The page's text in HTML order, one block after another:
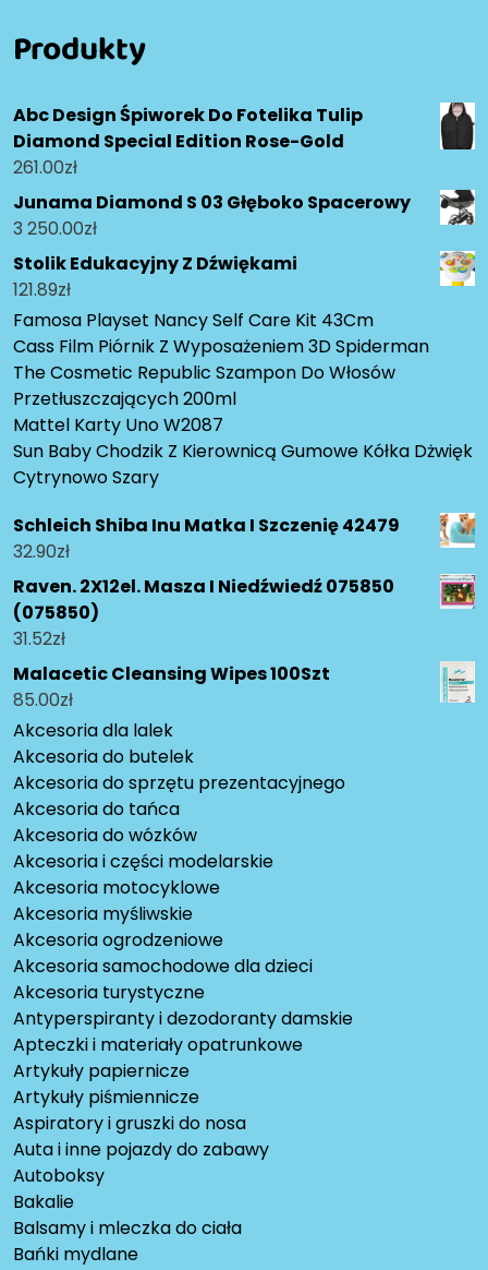
Produkty
Abc Design Śpiworek Do Fotelika Tulip
Diamond Special Edition Rose-Gold
261.00zł
Junama Diamond S 03 Głęboko Spacerowy
3 250.00zł
Stolik Edukacyjny Z Dźwiękami
121.89zł
Famosa Playset Nancy Self Care Kit 43Cm
Cass Film Piórnik Z Wyposażeniem 3D Spiderman
The Cosmetic Republic Szampon Do Włosów
Przetłuszczających 200ml
Mattel Karty Uno W2087
Sun Baby Chodzik Z Kierownicą Gumowe Kółka Dżwięk
Cytrynowo Szary
Schleich Shiba Inu Matka I Szczenię 42479
32.90zł
Raven. 2X12el. Masza I Niedźwiedź 075850
(075850)
31.52zł
Malacetic Cleansing Wipes 100Szt
85.00zł
Akcesoria dla lalek
Akcesoria do butelek
Akcesoria do sprzętu prezentacyjnego
Akcesoria do tańca
Akcesoria do wózków
Akcesoria i części modelarskie
Akcesoria motocyklowe
Akcesoria myśliwskie
Akcesoria ogrodzeniowe
Akcesoria samochodowe dla dzieci
Akcesoria turystyczne
Antyperspiranty i dezodoranty damskie
Apteczki i materiały opatrunkowe
Artykuły papiernicze
Artykuły piśmiennicze
Aspiratory i gruszki do nosa
Auta i inne pojazdy do zabawy
Autoboksy
Bakalie
Balsamy i mleczka do ciała
Bańki mydlane